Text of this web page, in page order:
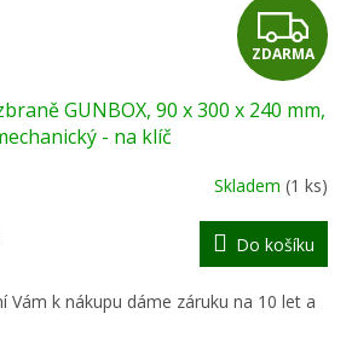
Z
D
A
R
M
A
ZDARMA
GUNBOX, 90 x 300 x 240 mm,
- na klíč
Skladem (1 ks)
Do košíku
Vám k nákupu dáme záruku na 10 let a